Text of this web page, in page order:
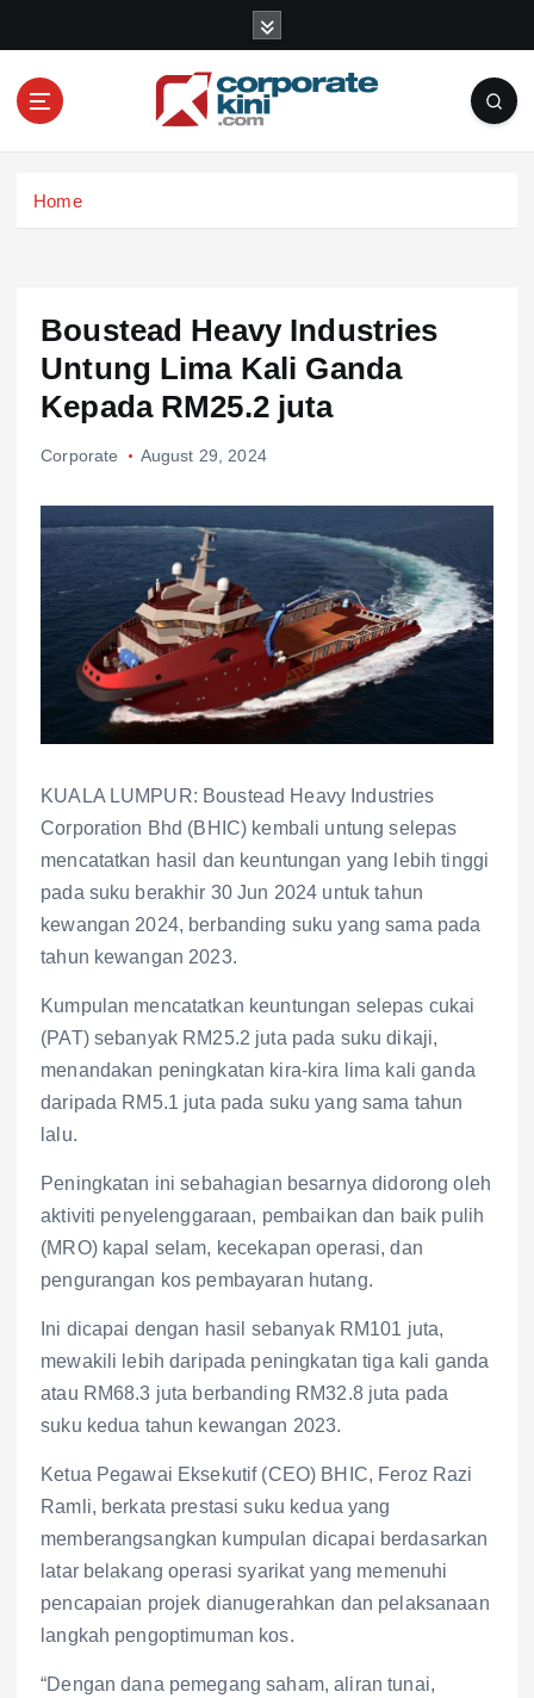
o
Home
Boustead Heavy Industries
Untung Lima Kali Ganda
Kepada RM25.2 juta
Corporate August 29, 2024
KUALA LUMPUR: Boustead Heavy Industries
Corporation Bhd (BHIC) kembali untung selepas
mencatatkan hasil dan keuntungan yang lebih tinggi
pada suku berakhir 30 Jun 2024 untuk tahun
kewangan 2024, berbanding suku yang sama pada
tahun kewangan 2023.
Kumpulan mencatatkan keuntungan selepas cukai
(PAT) sebanyak RM25.2 juta pada suku dikaji,
menandakan peningkatan kira-kira lima kali ganda
daripada RM5.1 juta pada suku yang sama tahun
lalu.
Peningkatan ini sebahagian besarnya didorong oleh
aktiviti penyelenggaraan, pembaikan dan baik pulih
(MRO) kapal selam, kecekapan operasi, dan
pengurangan kos pembayaran hutang.
Ini dicapai dengan hasil sebanyak RM101 juta,
mewakili lebih daripada peningkatan tiga kali ganda
atau RM68.3 juta berbanding RM32.8 juta pada
suku kedua tahun kewangan 2023.
Ketua Pegawai Eksekutif (CEO) BHIC, Feroz Razi
Ramli, berkata prestasi suku kedua yang
memberangsangkan kumpulan dicapai berdasarkan
latar belakang operasi syarikat yang memenuhi
pencapaian projek dianugerahkan dan pelaksanaan
langkah pengoptimuman kos.
“Dengan dana pemegang saham, aliran tunai,